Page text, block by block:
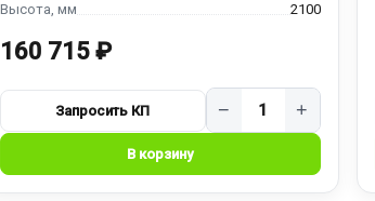
2100
160 715 ₽
− +